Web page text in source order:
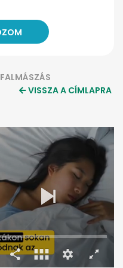
FALMÁSZÁS
VISSZA A CÍMLAPRA